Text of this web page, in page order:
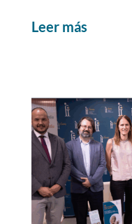
leer más